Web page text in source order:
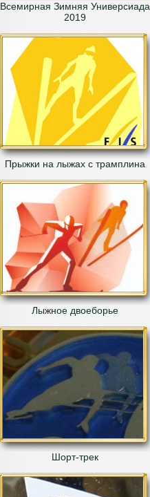
Всемирная Зимняя Универсиада
2019
Прыжки на лыжах с трамплина
Лыжное двоеборье
Шорт-трек